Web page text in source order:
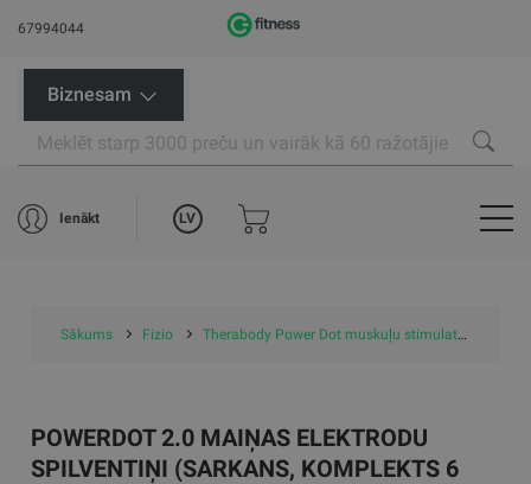
67994044
Biznesam
Ienākt LV
Sākums Fizio Therabody Power Dot muskuļu stimulatori
POWERDOT 2.0 MAIŅAS ELEKTRODU
SPILVENTIŅI (SARKANS, KOMPLEKTS 6